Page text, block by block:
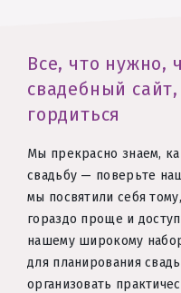
Все, что нужно,
свадебный
гордиться
Мы прекрасно знаем,
свадьбу — поверьте
мы посвятили себя
гораздо проще и
нашему широкому
для планирования
организовать